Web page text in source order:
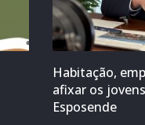
Habitação,
afixar os
Esposende